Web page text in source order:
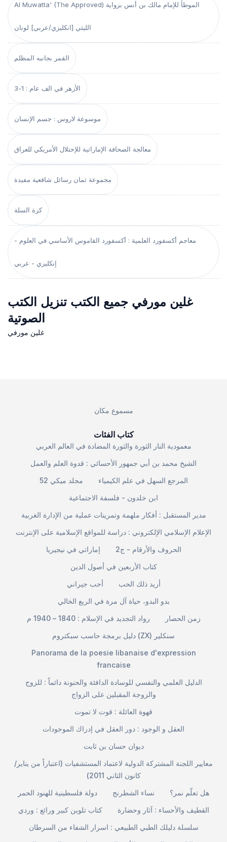
Al Muwatta' (The Approved) الموطأ للإمام مالك بن أنس برواية
الليثي [انكليزي/عربي] لونان
القمر بجانبه المظلم
الأزهر في الف عام : 1-3
موسوعة لاروس : جسم الإنسان
معالجة الصحافة الإماراتية للإحتلال الأمريكي للعراق
مجموعة ثمان رسائل شافعية مفيدة
كرة السلة
معاجم أكسفورد العلمية : أكسفورد القاموس الأساسي في العلوم -
إنكليزي - عربي
غلين مورفي جميع الكتب تنزيل الكتب
الصوتية
غلين مورفي
مسموع مكان
كتاب الفئات
معمودية النار الثورة والثورة المضادة في العالم العربي
الشيخ محمد بن أبي جمهور الأحسائي : قدوة العلم والعمل
مجلد ميكي 52
المرجع السهل في علم الكيمياء
ابن خلدون - فلسفة الاجتماعية
مدير المستقبل : أفكار ملهمة وتمرينات عملية من الإدارة الغربية
الإعلام الإسلامي الإلكتروني : دراسة للمواقع الإسلامية على الإنترنت
إماراتي في نيجيريا
الحروف والأرقام - ج2
كتاب الأربعين في أصول الدين
أحب جيراني
أريد ذلك الحب
بدو البدو، حياة آل مرة في الربع الخالي
رواد التجديد في الإسلام : 1840 – 1940 م
زمن الحصار
دليل برمجة حاسب سبكتروم (ZX) سنكلير
Panorama de la poesie libanaise d'expression
francaise
الدليل العلمي والنفسي للوسادة الدافئة والحنونة دائماً : للزوج
والزوجة المقبلين على الزواج
قهوة العائلة : قوت لا تموت
العقل و الوجود : دور العقل في إدراك الموجودات
ديوان حسان بن ثابت
معايير اللجنة المشتركة الدولية لاعتماد المستشفيات (اعتباراً من يناير/
كانون الثاني 2011)
دولة فلسطينية للهنود الحمر
نساء الشطرنج
هل تعلّم نمر؟
كتاب تلوين كبير ورائع : وردي
القطيف والأحساء : آثار وحضارة
سلسلة دليلك الطبي الطبيعي : اسرار الشفاء من السرطان